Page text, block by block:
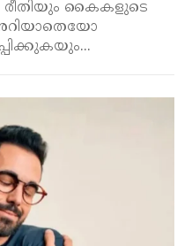
രീതിയും കൈകളുടെ